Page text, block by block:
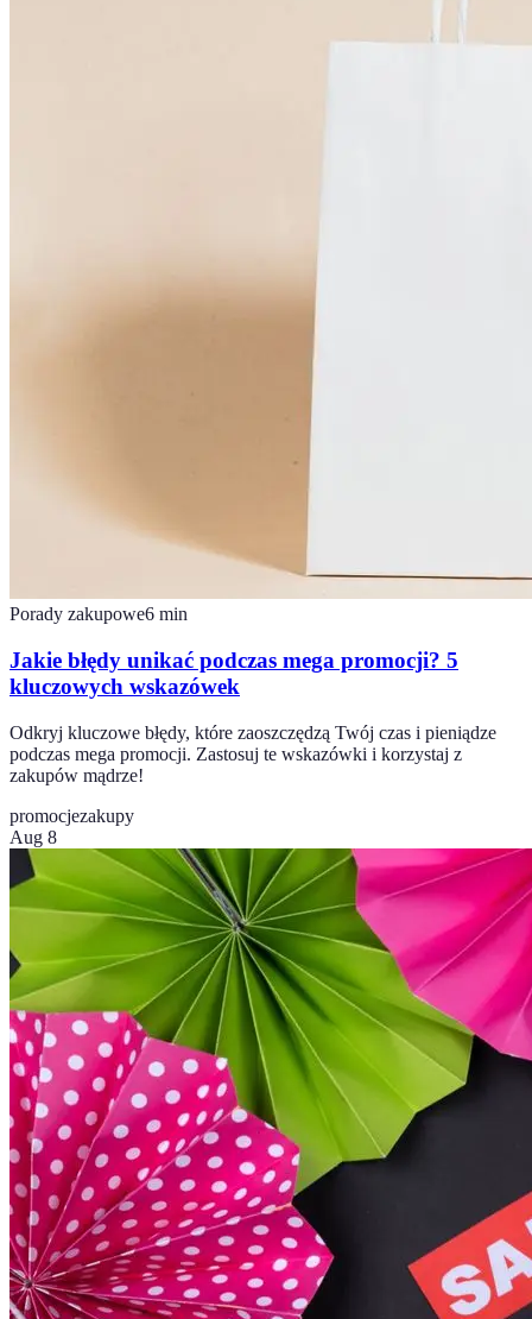
Porady zakupowe6 min
Jakie błędy unikać podczas mega promocji? 5
kluczowych wskazówek
Odkryj kluczowe błędy, które zaoszczędzą Twój czas i pieniądze
podczas mega promocji. Zastosuj te wskazówki i korzystaj z
zakupów mądrze!
promocjezakupy
Aug 8